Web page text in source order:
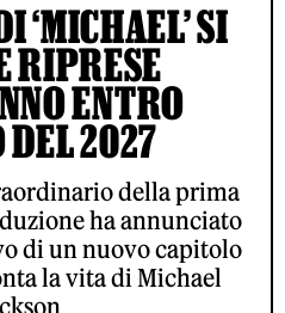
‘MICHAEL’ SI
RIPRESE
ENTRO
2027
della prima
ha annunciato
di un nuovo capitolo
la vita di Michael